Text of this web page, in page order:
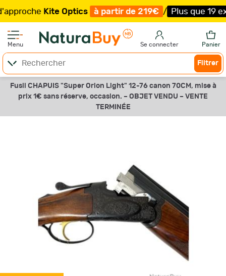
Kite Optics à partir de 219€ / Plus que 19
Menu Se connecter Panier
Filtrer
Fusil CHAPUIS "Super Orion Light" 12-76 canon 70CM, mise à
prix 1€ sans réserve, occasion. – OBJET VENDU – VENTE
TERMINÉE